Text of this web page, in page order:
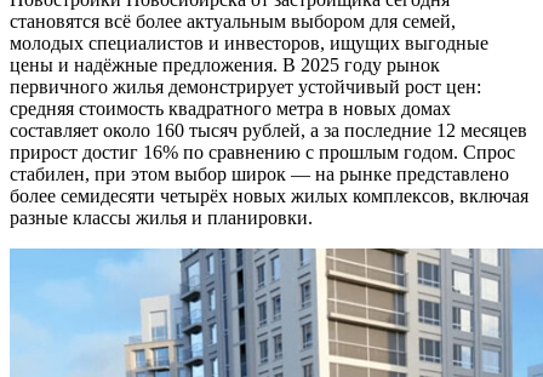
становятся всё более актуальным выбором для семей,
молодых специалистов и инвесторов, ищущих выгодные
цены и надёжные предложения. В 2025 году рынок
первичного жилья демонстрирует устойчивый рост цен:
средняя стоимость квадратного метра в новых домах
составляет около 160 тысяч рублей, а за последние 12 месяцев
прирост достиг 16% по сравнению с прошлым годом. Спрос
стабилен, при этом выбор широк — на рынке представлено
более семидесяти четырёх новых жилых комплексов, включая
разные классы жилья и планировки.